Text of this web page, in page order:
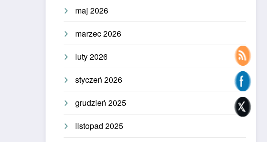
maj 2026
marzec 2026
luty 2026
styczeń 2026
grudzień 2025
listopad 2025